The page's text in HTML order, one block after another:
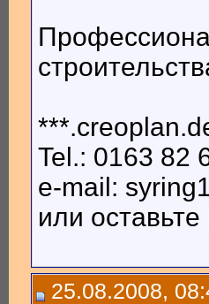
Tel.: 0163 82
e-mail:
или
25.08.2008,